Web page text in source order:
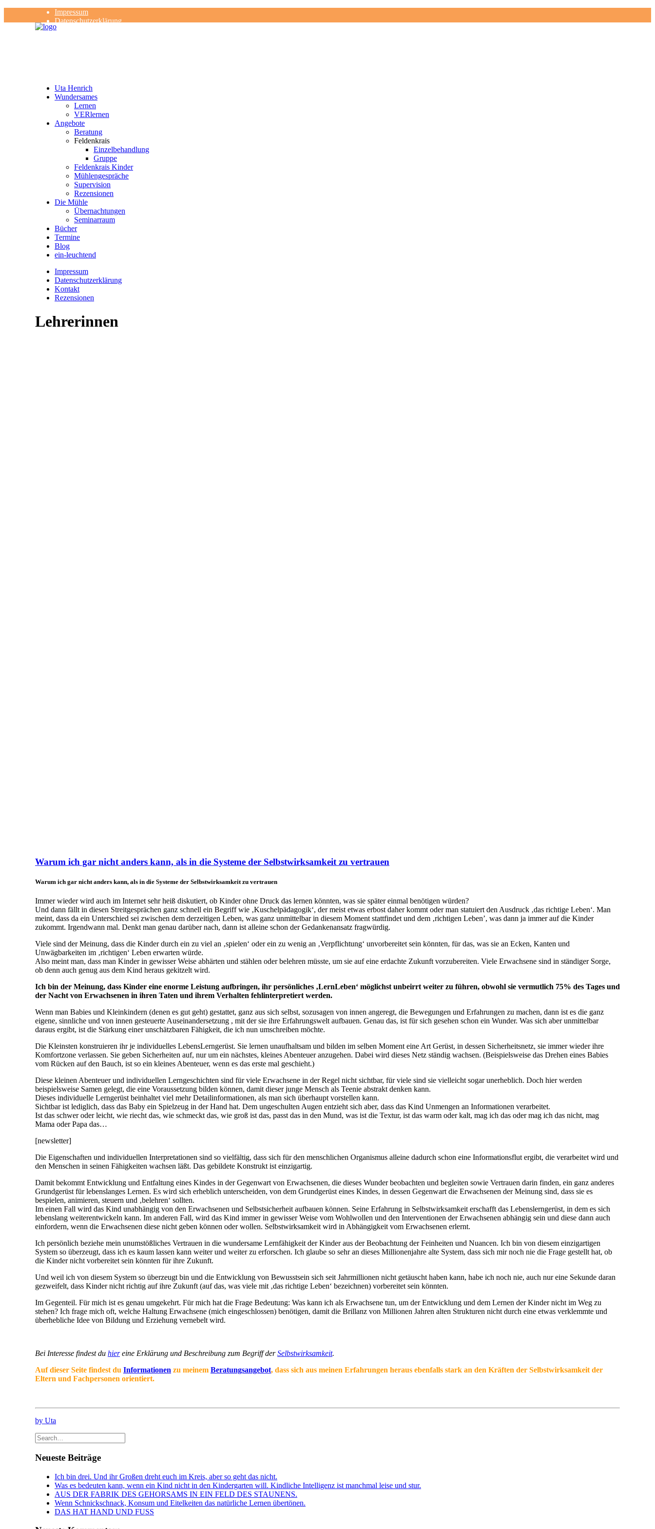
Impressum
Datenschutzerklärung
Kontakt
Uta Henrich
Wundersames
Lernen
VERlernen
Angebote
Beratung
Feldenkrais
Einzelbehandlung
Gruppe
Feldenkrais Kinder
Mühlengespräche
Supervision
Rezensionen
Die Mühle
Übernachtungen
Seminarraum
Bücher
Termine
Blog
ein-leuchtend
Impressum
Datenschutzerklärung
Kontakt
Rezensionen
Lehrerinnen
Warum ich gar nicht anders kann, als in die Systeme der Selbstwirksamkeit zu vertrauen
Warum ich gar nicht anders kann, als in die Systeme der Selbstwirksamkeit zu vertrauen
Immer wieder wird auch im Internet sehr heiß diskutiert, ob Kinder ohne Druck das lernen könnten, was sie später einmal benötigen würden?
Und dann fällt in diesen Streitgesprächen ganz schnell ein Begriff wie ‚Kuschelpädagogik‘, der meist etwas erbost daher kommt oder man statuiert den Ausdruck ‚das richtige Leben‘. Man
meint, dass da ein Unterschied sei zwischen dem derzeitigen Leben, was ganz unmittelbar in diesem Moment stattfindet und dem ‚richtigen Leben’, was dann ja immer auf die Kinder
zukommt. Irgendwann mal. Denkt man genau darüber nach, dann ist alleine schon der Gedankenansatz fragwürdig.
Viele sind der Meinung, dass die Kinder durch ein zu viel an ‚spielen‘ oder ein zu wenig an ‚Verpflichtung‘ unvorbereitet sein könnten, für das, was sie an Ecken, Kanten und
Unwägbarkeiten im ‚richtigen‘ Leben erwarten würde.
Also meint man, dass man Kinder in gewisser Weise abhärten und stählen oder belehren müsste, um sie auf eine erdachte Zukunft vorzubereiten. Viele Erwachsene sind in ständiger Sorge,
ob denn auch genug aus dem Kind heraus gekitzelt wird.
Ich bin der Meinung, dass Kinder eine enorme Leistung aufbringen, ihr persönliches ‚LernLeben‘ möglichst unbeirrt weiter zu führen, obwohl sie vermutlich 75% des Tages und
der Nacht von Erwachsenen in ihren Taten und ihrem Verhalten fehlinterpretiert werden.
Wenn man Babies und Kleinkindern (denen es gut geht) gestattet, ganz aus sich selbst, sozusagen von innen angeregt, die Bewegungen und Erfahrungen zu machen, dann ist es die ganz
eigene, sinnliche und von innen gesteuerte Auseinandersetzung , mit der sie ihre Erfahrungswelt aufbauen. Genau das, ist für sich gesehen schon ein Wunder. Was sich aber unmittelbar
daraus ergibt, ist die Stärkung einer unschätzbaren Fähigkeit, die ich nun umschreiben möchte.
Die Kleinsten konstruieren ihr je individuelles LebensLerngerüst. Sie lernen unaufhaltsam und bilden im selben Moment eine Art Gerüst, in dessen Sicherheitsnetz, sie immer wieder ihre
Komfortzone verlassen. Sie geben Sicherheiten auf, nur um ein nächstes, kleines Abenteuer anzugehen. Dabei wird dieses Netz ständig wachsen. (Beispielsweise das Drehen eines Babies
vom Rücken auf den Bauch, ist so ein kleines Abenteuer, wenn es das erste mal geschieht.)
Diese kleinen Abenteuer und individuellen Lerngeschichten sind für viele Erwachsene in der Regel nicht sichtbar, für viele sind sie vielleicht sogar unerheblich. Doch hier werden
beispielsweise Samen gelegt, die eine Voraussetzung bilden können, damit dieser junge Mensch als Teenie abstrakt denken kann.
Dieses individuelle Lerngerüst beinhaltet viel mehr Detailinformationen, als man sich überhaupt vorstellen kann.
Sichtbar ist lediglich, dass das Baby ein Spielzeug in der Hand hat. Dem ungeschulten Augen entzieht sich aber, dass das Kind Unmengen an Informationen verarbeitet.
Ist das schwer oder leicht, wie riecht das, wie schmeckt das, wie groß ist das, passt das in den Mund, was ist die Textur, ist das warm oder kalt, mag ich das oder mag ich das nicht, mag
Mama oder Papa das…
[newsletter]
Die Eigenschaften und individuellen Interpretationen sind so vielfältig, dass sich für den menschlichen Organismus alleine dadurch schon eine Informationsflut ergibt, die verarbeitet wird und
den Menschen in seinen Fähigkeiten wachsen läßt. Das gebildete Konstrukt ist einzigartig.
Damit bekommt Entwicklung und Entfaltung eines Kindes in der Gegenwart von Erwachsenen, die dieses Wunder beobachten und begleiten sowie Vertrauen darin finden, ein ganz anderes
Grundgerüst für lebenslanges Lernen. Es wird sich erheblich unterscheiden, von dem Grundgerüst eines Kindes, in dessen Gegenwart die Erwachsenen der Meinung sind, dass sie es
bespielen, animieren, steuern und ‚belehren‘ sollten.
Im einen Fall wird das Kind unabhängig von den Erwachsenen und Selbstsicherheit aufbauen können. Seine Erfahrung in Selbstwirksamkeit erschafft das Lebenslerngerüst, in dem es sich
lebenslang weiterentwickeln kann. Im anderen Fall, wird das Kind immer in gewisser Weise vom Wohlwollen und den Interventionen der Erwachsenen abhängig sein und diese dann auch
einfordern, wenn die Erwachsenen diese nicht geben können oder wollen. Selbstwirksamkeit wird in Abhängigkeit vom Erwachsenen erlernt.
Ich persönlich beziehe mein unumstößliches Vertrauen in die wundersame Lernfähigkeit der Kinder aus der Beobachtung der Feinheiten und Nuancen. Ich bin von diesem einzigartigen
System so überzeugt, dass ich es kaum lassen kann weiter und weiter zu erforschen. Ich glaube so sehr an dieses Millionenjahre alte System, dass sich mir noch nie die Frage gestellt hat, ob
die Kinder nicht vorbereitet sein könnten für ihre Zukunft.
Und weil ich von diesem System so überzeugt bin und die Entwicklung von Bewusstsein sich seit Jahrmillionen nicht getäuscht haben kann, habe ich noch nie, auch nur eine Sekunde daran
gezweifelt, dass Kinder nicht richtig auf ihre Zukunft (auf das, was viele mit ‚das richtige Leben‘ bezeichnen) vorbereitet sein könnten.
Im Gegenteil. Für mich ist es genau umgekehrt. Für mich hat die Frage Bedeutung: Was kann ich als Erwachsene tun, um der Entwicklung und dem Lernen der Kinder nicht im Weg zu
stehen? Ich frage mich oft, welche Haltung Erwachsene (mich eingeschlossen) benötigen, damit die Brillanz von Millionen Jahren alten Strukturen nicht durch eine etwas verklemmte und
überhebliche Idee von Bildung und Erziehung vernebelt wird.
Bei Interesse findest du hiereine Erklärung und Beschreibung zum Begriff derSelbstwirksamkeit.
Auf dieser Seite findest du Informationen zu meinem Beratungsangebot, dass sich aus meinen Erfahrungen heraus ebenfalls stark an den Kräften der Selbstwirksamkeit der
Eltern und Fachpersonen orientiert.
by Uta
Neueste Beiträge
Ich bin drei. Und ihr Großen dreht euch im Kreis, aber so geht das nicht.
Was es bedeuten kann, wenn ein Kind nicht in den Kindergarten will. Kindliche Intelligenz ist manchmal leise und stur.
AUS DER FABRIK DES GEHORSAMS IN EIN FELD DES STAUNENS.
Wenn Schnickschnack, Konsum und Eitelkeiten das natürliche Lernen übertönen.
DAS HAT HAND UND FUSS